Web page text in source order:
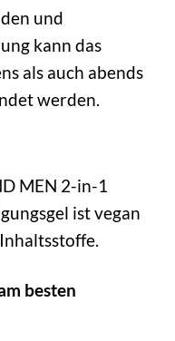
und
kann das
als auch abends
werden.
MEN 2-in-1
ist vegan
besten